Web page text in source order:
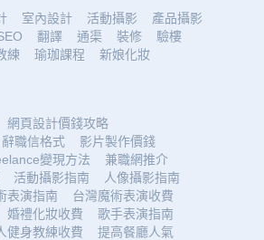
室內設計 活動攝影
產品攝影
翻譯 通渠 裝修
驗樓
練 瑜珈課程 新娘化妝
網頁設計價錢攻略
辭職信格式
影片製作價錢
變現方法
兼職網推介
活動攝影指南
人像攝影指南
表演指南
台灣魔術表演收費
婚禮化妝收費
歌手表演指南
健身教練收費
提高餐廳人氣